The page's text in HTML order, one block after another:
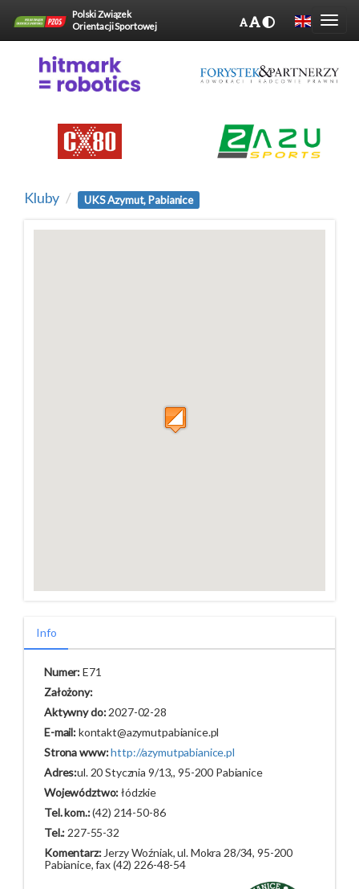
Polski Związek
Orientacji Sportowej
Kluby UKS Azymut, Pabianice
Info
Numer:E71
Założony:
Aktywny do:2027-02-28
E-mail:kontakt@azymutpabianice.pl
Strona www:http://azymutpabianice.pl
Adres:ul. 20 Stycznia 9/13,, 95-200 Pabianice
Województwo:łódzkie
Tel. kom.:(42) 214-50-86
Tel.: 227-55-32
Komentarz:Jerzy Woźniak, ul. Mokra 28/34, 95-200
Pabianice, fax (42) 226-48-54